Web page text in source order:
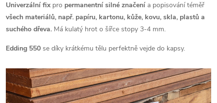
Univerzální fixpro permanentní silné značení a popisování téměř
všech materiálů, např. papíru, kartonu, kůže, kovu, skla, plastů a
suchého dřeva. Má kulatý hrot o šířce stopy 3-4 mm.
Edding 550 se díky krátkému tělu perfektně vejde do kapsy.